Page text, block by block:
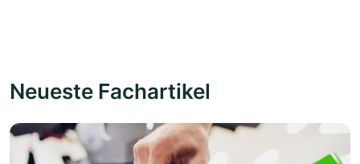
Neueste Fachartikel